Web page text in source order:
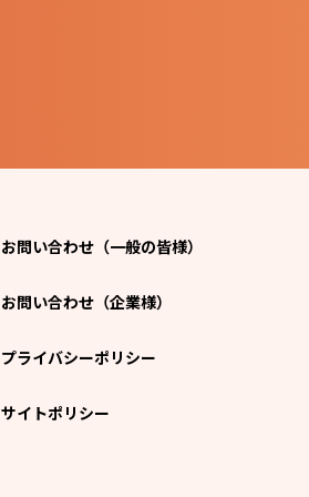
お問い合わせ（一般の皆様）
お問い合わせ（企業様）
プライバシーポリシー
サイトポリシー